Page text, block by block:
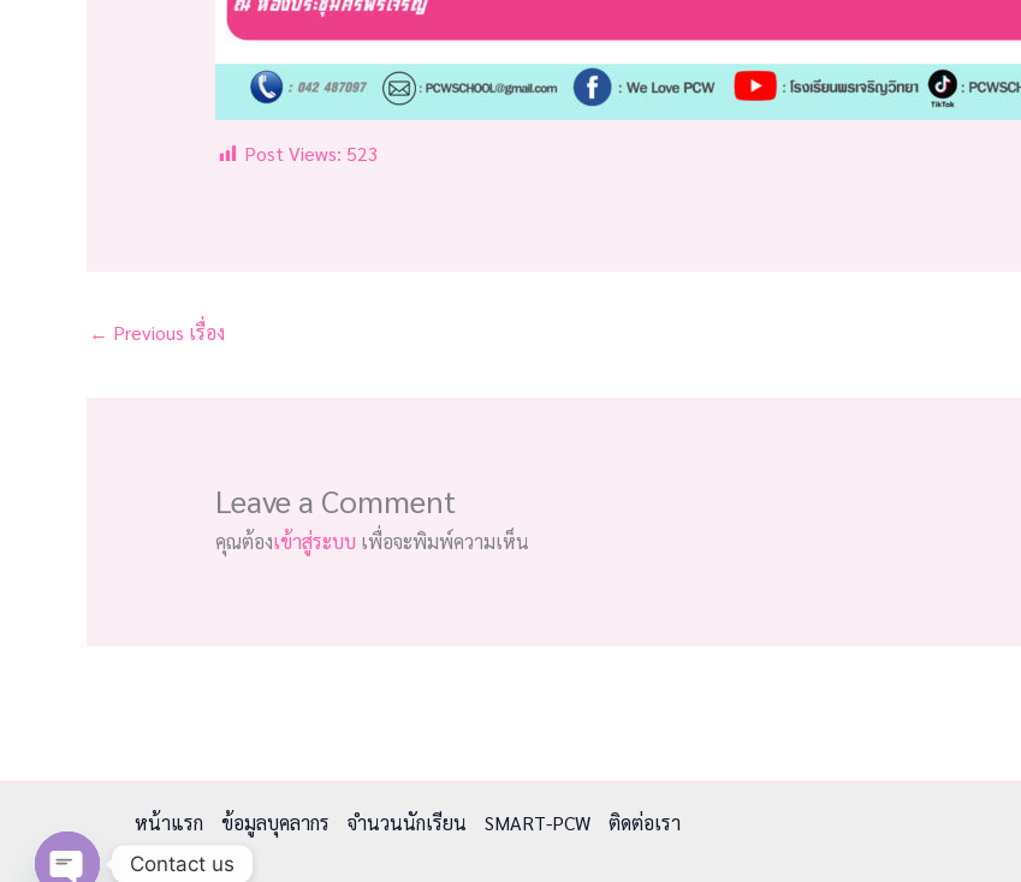
Post Views: 523
← Previous เรื่อง
Leave a Comment
คุณต้องเข้าสู่ระบบ เพื่อจะพิมพ์ความเห็น
หน้าแรก ข้อมูลบุคลากร จำนวนนักเรียน SMART-PCW ติดต่อเรา
Contact us